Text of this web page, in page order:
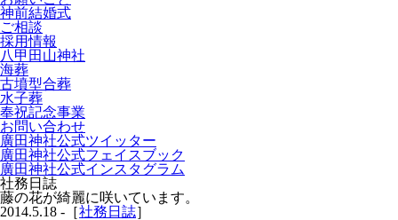
神前結婚式
ご相談
採用情報
八甲田山神社
海葬
古墳型合葬
水子葬
奉祝記念事業
お問い合わせ
廣田神社公式ツイッター
廣田神社公式フェイスブック
廣田神社公式インスタグラム
社務日誌
藤の花が綺麗に咲いています。
2014.5.18 -［社務日誌］